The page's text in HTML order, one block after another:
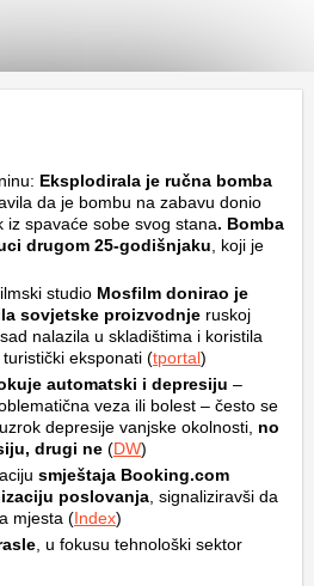
Eksplodirala je ručna bomba
da je bombu na zabavu donio
iz spavaće sobe svog stana. Bomba
drugom 25-godišnjaku , koji je
studio Mosfilm donirao je
sovjetske proizvodnje ruskoj
nalazila u skladištima i koristila
eksponati (tportal)
automatski i depresiju –
veza ili bolest – često se
depresije vanjske okolnosti, no
drugi ne (DW)
smještaja Booking.com
poslovanja , signaliziravši da
mjesta (Index)
, u fokusu tehnološki sektor